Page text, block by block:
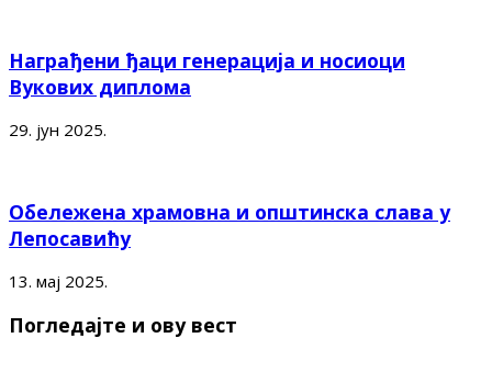
Награђени ђаци генерација и носиоци
Вукових диплома
29. јун 2025.
Обележена храмовна и општинска слава у
Лепосавићу
13. мај 2025.
Погледајте и ову вест